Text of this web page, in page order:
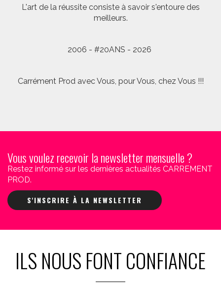
L'art de la réussite consiste à savoir s'entoure des
meilleurs.
2006 - #20ANS - 2026
Carrément Prod avec Vous, pour Vous, chez Vous !!!
Vous voulez recevoir la newsletter mensuelle ?
Restez informé sur les dernières actualités CARREMENT
PROD.
S'INSCRIRE À LA NEWSLETTER
ILS NOUS FONT CONFIANCE